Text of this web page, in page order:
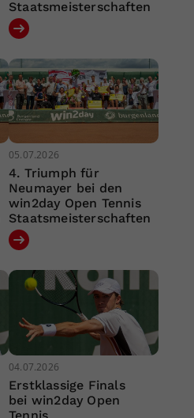
Staatsmeisterschaften
05.07.2026
4. Triumph für
Neumayer bei den
win2day Open Tennis
Staatsmeisterschaften
04.07.2026
Erstklassige Finals
bei win2day Open
Tennis